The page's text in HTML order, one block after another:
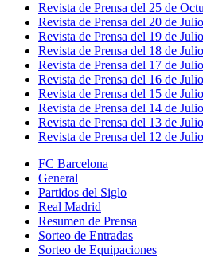
Revista de Prensa del 25 de
Revista de Prensa del 20 de
Revista de Prensa del 19 de
Revista de Prensa del 18 de
Revista de Prensa del 17 de
Revista de Prensa del 16 de
Revista de Prensa del 15 de
Revista de Prensa del 14 de
Revista de Prensa del 13 de
Revista de Prensa del 12 de
FC Barcelona
General
Partidos del Siglo
Real Madrid
Resumen de Prensa
Sorteo de Entradas
Sorteo de Equipaciones